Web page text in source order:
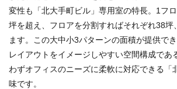
変性も「北大手町ビル」専用室の特長。1フ
坪を超え、フロアを分割すればそれぞれ38坪
ます。この大中小3パターンの面積が提供で
レイアウトをイメージしやすい空間構成であ
わずオフィスのニーズに柔軟に対応できる「
味です。